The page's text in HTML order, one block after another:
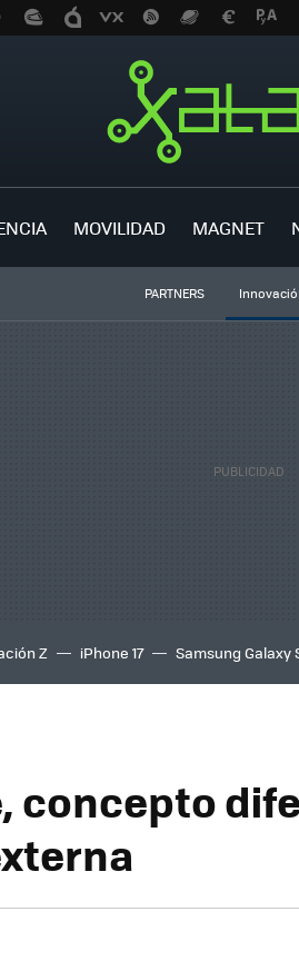
MOVILIDAD MAGNET
PARTNERS
Z iPhone 17 Samsung Galaxy
concepto